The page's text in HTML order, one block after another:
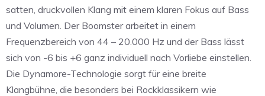
satten, druckvollen Klang mit einem klaren Fokus auf Bass
und Volumen. Der Boomster arbeitet in einem
Frequenzbereich von 44 – 20.000 Hz und der Bass lässt
sich von -6 bis +6 ganz individuell nach Vorliebe einstellen.
Die Dynamore-Technologie sorgt für eine breite
Klangbühne, die besonders bei Rockklassikern wie